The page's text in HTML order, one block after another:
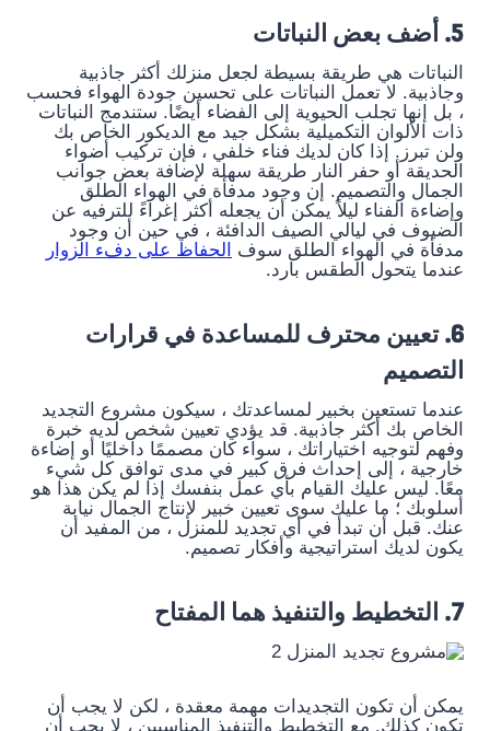
5. أضف بعض النباتات
النباتات هي طريقة بسيطة لجعل منزلك أكثر جاذبية
وجاذبية. لا تعمل النباتات على تحسين جودة الهواء فحسب
، بل إنها تجلب الحيوية إلى الفضاء أيضًا. ستندمج النباتات
ذات الألوان التكميلية بشكل جيد مع الديكور الخاص بك
ولن تبرز. إذا كان لديك فناء خلفي ، فإن تركيب أضواء
الحديقة أو حفر النار طريقة سهلة لإضافة بعض جوانب
الجمال والتصميم. إن وجود مدفأة في الهواء الطلق
وإضاءة الفناء ليلاً يمكن أن يجعله أكثر إغراءً للترفيه عن
الضيوف في ليالي الصيف الدافئة ، في حين أن وجود
مدفأة في الهواء الطلق سوف
الحفاظ على دفء الزوار
عندما يتحول الطقس بارد.
6. تعيين محترف للمساعدة في قرارات
التصميم
عندما تستعين بخبير لمساعدتك ، سيكون مشروع التجديد
الخاص بك أكثر جاذبية. قد يؤدي تعيين شخص لديه خبرة
وفهم لتوجيه اختياراتك ، سواء كان مصممًا داخليًا أو إضاءة
خارجية ، إلى إحداث فرق كبير في مدى توافق كل شيء
معًا. ليس عليك القيام بأي عمل بنفسك إذا لم يكن هذا هو
أسلوبك ؛ ما عليك سوى تعيين خبير لإنتاج الجمال نيابة
عنك. قبل أن تبدأ في أي تجديد للمنزل ، من المفيد أن
يكون لديك استراتيجية وأفكار تصميم.
7. التخطيط والتنفيذ هما المفتاح
يمكن أن تكون التجديدات مهمة معقدة ، لكن لا يجب أن
تكون كذلك. مع التخطيط والتنفيذ المناسبين ، لا يجب أن